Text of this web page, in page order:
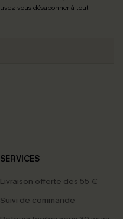
vous désabonner à tout
SERVICES
Livraison offerte dès 55 €
Suivi de commande